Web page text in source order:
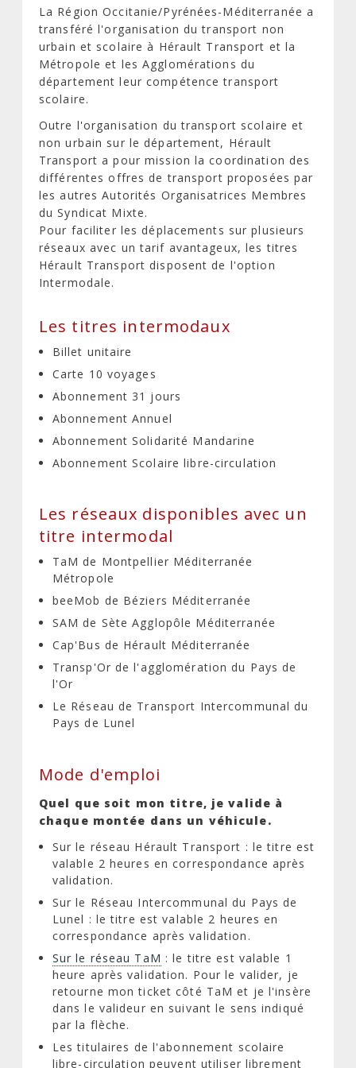
La Région Occitanie/Pyrénées-Méditerranée a
transféré l'organisation du transport non
urbain et scolaire à Hérault Transport et la
Métropole et les Agglomérations du
département leur compétence transport
scolaire.
Outre l'organisation du transport scolaire et
non urbain sur le département, Hérault
Transport a pour mission la coordination des
différentes offres de transport proposées par
les autres Autorités Organisatrices Membres
du Syndicat Mixte.
Pour faciliter les déplacements sur plusieurs
réseaux avec un tarif avantageux, les titres
Hérault Transport disposent de l'option
Intermodale.
Les titres intermodaux
Billet unitaire
Carte 10 voyages
Abonnement 31 jours
Abonnement Annuel
Abonnement Solidarité Mandarine
Abonnement Scolaire libre-circulation
Les réseaux disponibles avec un
titre intermodal
TaM de Montpellier Méditerranée
Métropole
beeMob de Béziers Méditerranée
SAM de Sète Agglopôle Méditerranée
Cap'Bus de Hérault Méditerranée
Transp'Or de l'agglomération du Pays de
l'Or
Le Réseau de Transport Intercommunal du
Pays de Lunel
Mode d'emploi
Quel que soit mon titre, je valide à
chaque montée dans un véhicule.
Sur le réseau Hérault Transport : le titre est
valable 2 heures en correspondance après
validation.
Sur le Réseau Intercommunal du Pays de
Lunel : le titre est valable 2 heures en
correspondance après validation.
Sur le réseau TaM : le titre est valable 1
heure après validation. Pour le valider, je
retourne mon ticket côté TaM et je l'insère
dans le valideur en suivant le sens indiqué
par la flèche.
Les titulaires de l'abonnement scolaire
libre-circulation peuvent utiliser librement